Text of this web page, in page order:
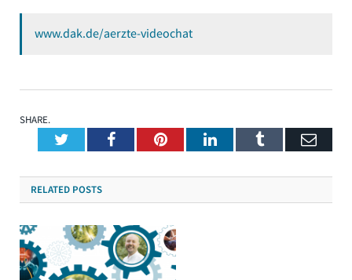
www.dak.de/aerzte-videochat
SHARE.
TwitterFacebookPinterestLinkedInTumblr
RELATED POSTS